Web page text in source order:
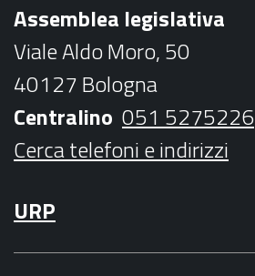
o
k
r
r
a
m
b
e
Assemblea legislativa
Viale Aldo Moro, 50
40127 Bologna
Centralino 051 5275226
Cerca telefoni e indirizzi
URP